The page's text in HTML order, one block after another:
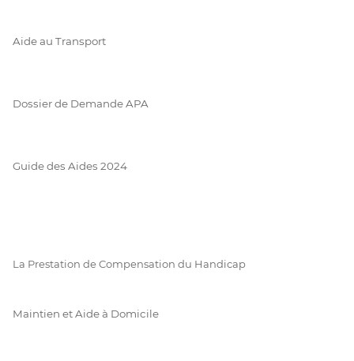
Aide au Transport
Dossier de Demande APA
Guide des Aides 2024
La Prestation de Compensation du Handicap
Maintien et Aide à Domicile